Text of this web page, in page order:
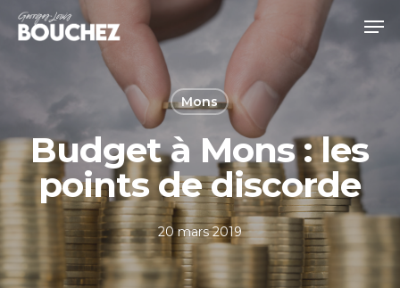
Skip
Mons
Budget à Mons : les
points de discorde
20 mars 2019